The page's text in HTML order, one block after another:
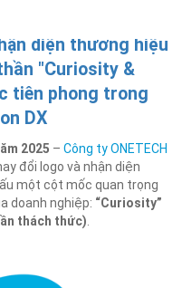
diện thương hiệu
"Curiosity &
tiên phong trong
DX
2025 – Công ty ONETECH
đổi logo và nhận diện
một cột mốc quan trọng
doanh nghiệp: “Curiosity”
thách thức)